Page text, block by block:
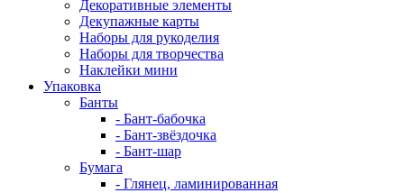
Декоративные элементы
Декупажные карты
Наборы для рукоделия
Наборы для творчества
Наклейки мини
Упаковка
Банты
- Бант-бабочка
- Бант-звёздочка
- Бант-шар
Бумага
- Глянец, ламинированная